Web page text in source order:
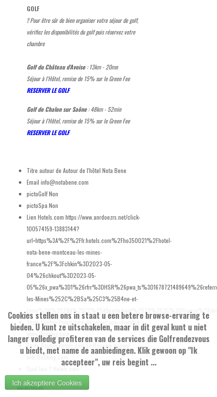
GOLF
!! Pour être sûr de bien organiser votre séjour de golf,
vérifiez les disponibilités du golf puis réservez votre
chambre
Golf du Château d'Avoise: 13km - 20mn
Séjour à l'Hôtel, remise de 15% sur le Green Fee
RESERVER LE GOLF
Golf de Chalon sur Saône: 48km - 52min
Séjour à l'Hôtel, remise de 15% sur le Green Fee
RESERVER LE GOLF
Titre autour de Autour de l'hôtel Nota Bene
Email info@notabene.com
pictoGolfNon
pictoSpa Non
Lien Hotels.com https://www.anrdoezrs.net/click-
100574159-13883144?
url=https%3A%2F%2Ffr.hotels.com%2Fho350021%2Fhotel-
nota-bene-montceau-les-mines-
france%2F%3Fchkin%3D2023-05-
04%26chkout%3D2023-05-
les-Mines%252C%2BSa%25C3%25B4ne-et-
Texte Bouton Hotels.com
Réservez une chambre
avec Booking.com
Texte Bouton Hotels.com En
Reserve a room
with Booking.com
Hotels.com
weiterlesen ...
Cookies stellen ons in staat u een betere browse-ervaring te
bieden. U kunt ze uitschakelen, maar in dit geval kunt u niet
langer volledig profiteren van de services die Golfrendezvous
u biedt, met name de aanbiedingen. Klik gewoon op "Ik
accepteer", uw reis begint ...
Ich akzeptiere Cookies